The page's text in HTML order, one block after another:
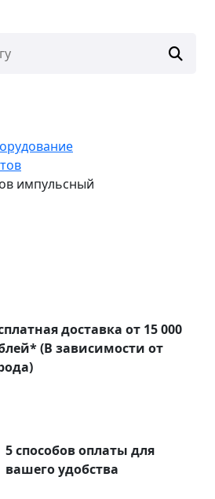
импульсный
доставка от 15 000
(В зависимости от
5 способов оплаты для
вашего удобства